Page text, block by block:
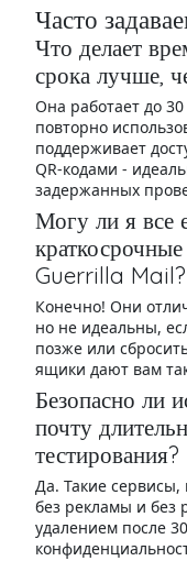
Часто
Что делает
срока лучше,
Она работает до
повторно
поддерживает
QR-кодами -
задержанных
Могу ли я все
Guerrilla Mail?
Конечно! Они
но не идеальны,
позже или
ящики дают вам
Безопасно ли
почту
тестирования?
Да. Такие сервисы,
без рекламы и без
удалением после